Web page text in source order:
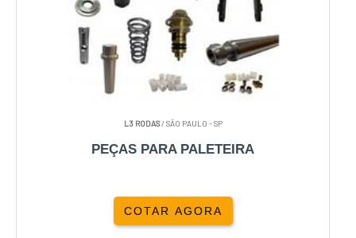
L3 RODAS/ SÃO PAULO - SP
PEÇAS PARA PALETEIRA
COTAR AGORA